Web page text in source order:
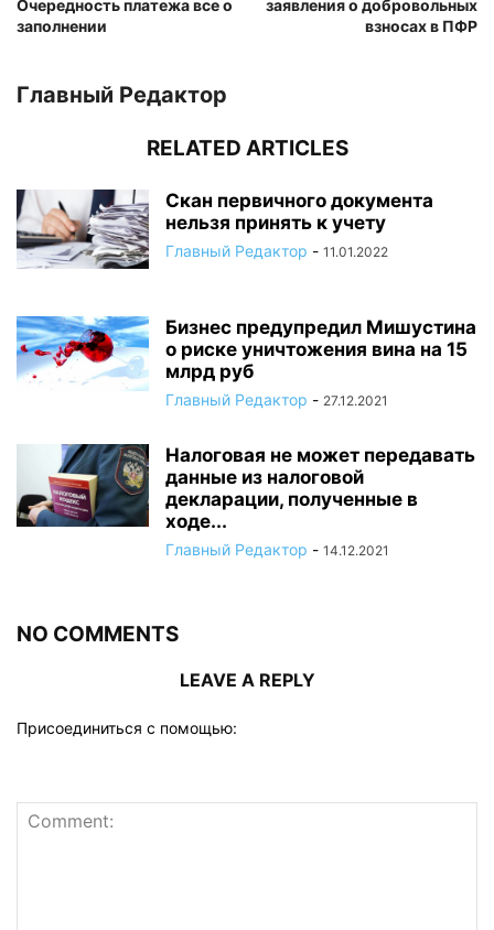
Очередность платежа все о
заполнении
заявления о добровольных
взносах в ПФР
Главный Редактор
RELATED ARTICLES
Скан первичного документа
нельзя принять к учету
Главный Редактор - 11.01.2022
Бизнес предупредил Мишустина
о риске уничтожения вина на 15
млрд руб
Главный Редактор - 27.12.2021
Налоговая не может передавать
данные из налоговой
декларации, полученные в
ходе...
Главный Редактор - 14.12.2021
NO COMMENTS
LEAVE A REPLY
Присоединиться с помощью: